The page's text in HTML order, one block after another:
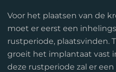
Voor het plaatsen van de
moet er eerst een
rustperiode, plaatsvinden.
groeit het implantaat vast
deze rustperiode zal er